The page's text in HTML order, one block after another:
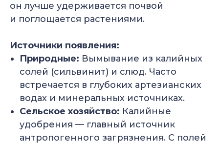
он лучше удерживается почвой
и поглощается растениями.
Источники появления:
Природные: Вымывание из калийных
солей (сильвинит) и слюд. Часто
встречается в глубоких артезианских
водах и минеральных источниках.
Сельское хозяйство: Калийные
удобрения — главный источник
антропогенного загрязнения. С полей